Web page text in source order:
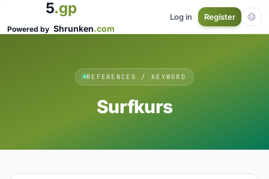
5.gp
Powered by Shrunken.com
Log in Register
REFERENCES / KEYWORD
Surfkurs